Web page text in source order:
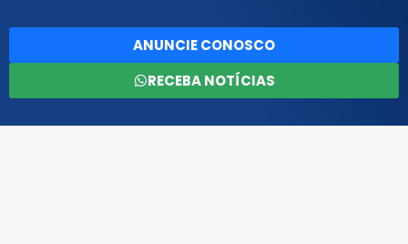
ANUNCIE CONOSCO
RECEBA NOTÍCIAS